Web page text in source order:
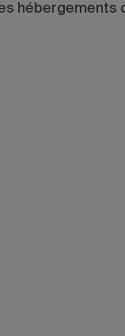
hébergements